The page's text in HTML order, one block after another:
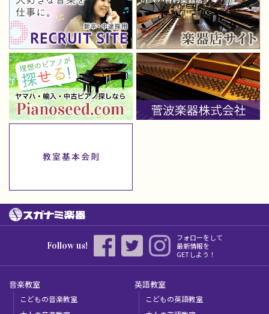
Follow us!
フォローをして
最新情報を
GETしよう！
音楽教室
こどもの音楽教室
英語教室
こどもの英語教室